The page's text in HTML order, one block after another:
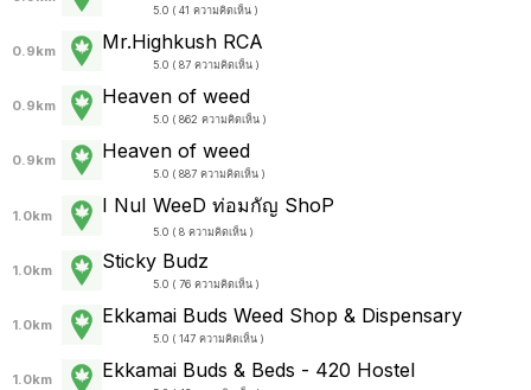
5.0 ( 41 ความคิดเห็น )
0.9km Mr.Highkush RCA
5.0 ( 87 ความคิดเห็น )
0.9km Heaven of weed
5.0 ( 862 ความคิดเห็น )
0.9km Heaven of weed
5.0 ( 887 ความคิดเห็น )
1.0km I NuI WeeD ท่อมกัญ ShoP
5.0 ( 8 ความคิดเห็น )
1.0km Sticky Budz
5.0 ( 76 ความคิดเห็น )
1.0km Ekkamai Buds Weed Shop & Dispensary
5.0 ( 147 ความคิดเห็น )
1.0km Ekkamai Buds & Beds - 420 Hostel